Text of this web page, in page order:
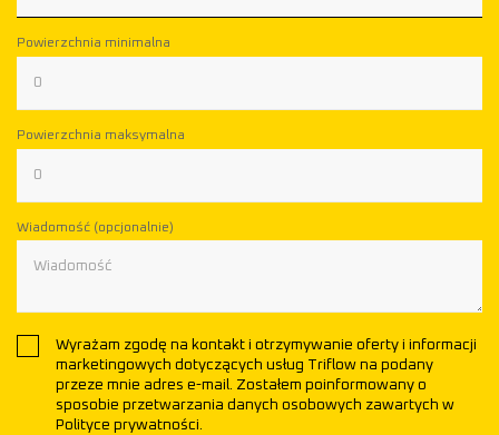
Powierzchnia minimalna
Powierzchnia maksymalna
Wiadomość (opcjonalnie)
Wyrażam zgodę na kontakt i otrzymywanie oferty i informacji
marketingowych dotyczących usług Triflow na podany
przeze mnie adres e-mail. Zostałem poinformowany o
sposobie przetwarzania danych osobowych zawartych w
Polityce prywatności.